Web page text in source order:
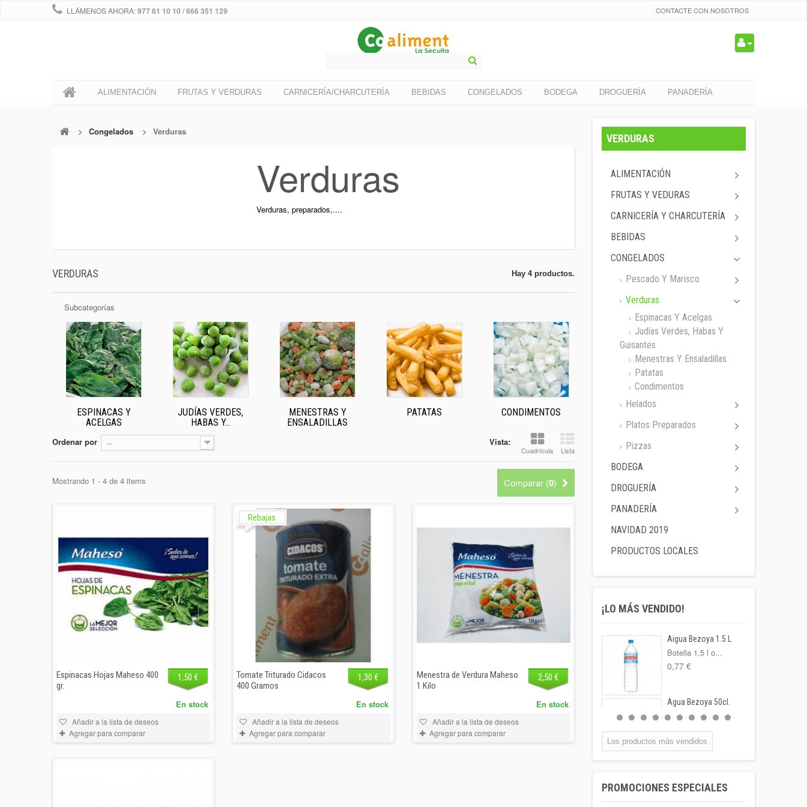
CONTACTE CON NOSOTROS
LLÁMENOS AHORA:977 61 10 10 / 666 351 129
ALIMENTACIÓN FRUTAS Y VERDURAS CARNICERÍA/CHARCUTERÍA BEBIDAS CONGELADOS BODEGA DROGUERÍA PANADERÍA
> Congelados > Verduras
Verduras
Verduras, preparados,....
VERDURAS Hay 4 productos.
Subcategorías
ESPINACAS Y
ACELGAS
JUDÍAS VERDES,
HABAS Y...
MENESTRAS Y
ENSALADILLAS
PATATAS CONDIMENTOS
Vista:
Cuadrícula Lista
Ordenar por --
Comparar (0)
Mostrando 1 - 4 de 4 items
Espinacas Hojas Maheso 400
gr.
1,50 €
En stock
Añadir a la lista de deseos
Agregar para comparar
Rebajas
Tomate Triturado Cidacos
400 Gramos
1,30 €
En stock
Añadir a la lista de deseos
Agregar para comparar
Menestra de Verdura Maheso
1 Kilo
2,50 €
En stock
Añadir a la lista de deseos
Agregar para comparar
VERDURAS
ALIMENTACIÓN
FRUTAS Y VEDURAS
CARNICERÍA Y CHARCUTERÍA
BEBIDAS
CONGELADOS
Pescado Y Marisco
Verduras
Espinacas Y Acelgas
Judías Verdes, Habas Y
Guisantes
Menestras Y Ensaladillas
Patatas
Condimentos
Helados
Platos Preparados
Pizzas
BODEGA
DROGUERÍA
PANADERÍA
NAVIDAD 2019
PRODUCTOS LOCALES
¡LO MÁS VENDIDO!
Aigua Bezoya 1.5 L
Botella 1,5 l o...
0,77 €
Agua Bezoya 50cl.
FORMATO:
0,55 €
Lata 33cl
Los productos más vendidos
PROMOCIONES ESPECIALES